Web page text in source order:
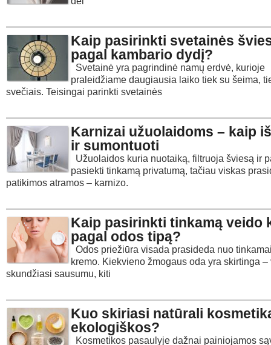
Kaip pasirinkti svetainės
pagal kambario dydį?
Svetainė yra pagrindinė namų erdvė, kurioje
praleidžiame daugiausia laiko tiek su šeima,
svečiais. Teisingai parinkti svetainės
Karnizai užuolaidoms – kaip
ir sumontuoti
Užuolaidos kuria nuotaiką, filtruoja šviesą ir
pasiekti tinkamą privatumą, tačiau viskas
patikimos atramos – karnizo.
Kaip pasirinkti tinkamą veido
pagal odos tipą?
Odos priežiūra visada prasideda nuo
kremo. Kiekvieno žmogaus oda yra skirtinga –
skundžiasi sausumu, kiti
Kuo skiriasi natūrali
ekologiškos?
Kosmetikos pasaulyje dažnai painiojamos